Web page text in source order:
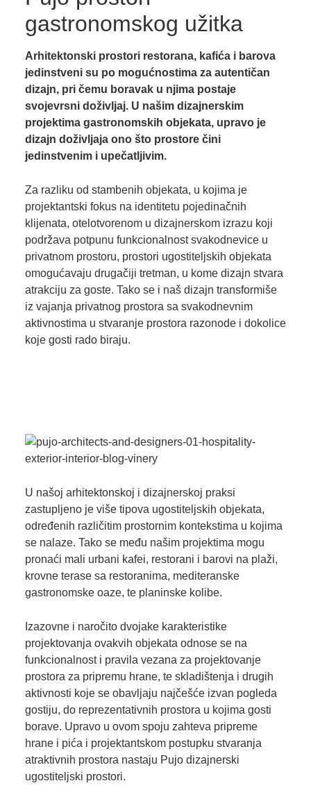
gastronomskog užitka
Arhitektonski prostori restorana, kafića i barova
jedinstveni su po mogućnostima za autentičan
dizajn, pri čemu boravak u njima postaje
svojevrsni doživljaj. U našim dizajnerskim
projektima gastronomskih objekata, upravo je
dizajn doživljaja ono što prostore čini
jedinstvenim i upečatljivim.
Za razliku od stambenih objekata, u kojima je
projektantski fokus na identitetu pojedinačnih
klijenata, otelotvorenom u dizajnerskom izrazu koji
podržava potpunu funkcionalnost svakodnevice u
privatnom prostoru, prostori ugostiteljskih objekata
omogućavaju drugačiji tretman, u kome dizajn stvara
atrakciju za goste. Tako se i naš dizajn transformiše
iz vajanja privatnog prostora sa svakodnevnim
aktivnostima u stvaranje prostora razonode i dokolice
koje gosti rado biraju.
U našoj arhitektonskoj i dizajnerskoj praksi
zastupljeno je više tipova ugostiteljskih objekata,
određenih različitim prostornim kontekstima u kojima
se nalaze. Tako se među našim projektima mogu
pronaći mali urbani kafei, restorani i barovi na plaži,
krovne terase sa restoranima, mediteranske
gastronomske oaze, te planinske kolibe.
Izazovne i naročito dvojake karakteristike
projektovanja ovakvih objekata odnose se na
funkcionalnost i pravila vezana za projektovanje
prostora za pripremu hrane, te skladištenja i drugih
aktivnosti koje se obavljaju najčešće izvan pogleda
gostiju, do reprezentativnih prostora u kojima gosti
borave. Upravo u ovom spoju zahteva pripreme
hrane i pića i projektantskom postupku stvaranja
atraktivnih prostora nastaju Pujo dizajnerski
ugostiteljski prostori.